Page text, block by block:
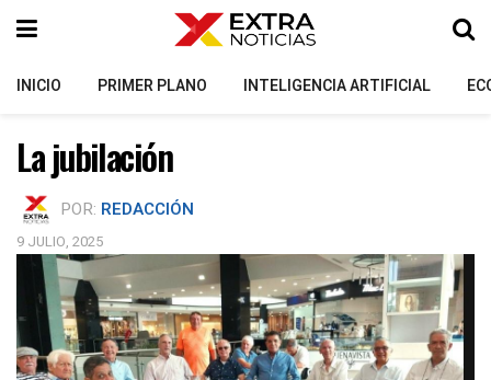
INICIO PRIMER PLANO INTELIGENCIA ARTIFICIAL
La jubilación
POR: REDACCIÓN
9 JULIO, 2025